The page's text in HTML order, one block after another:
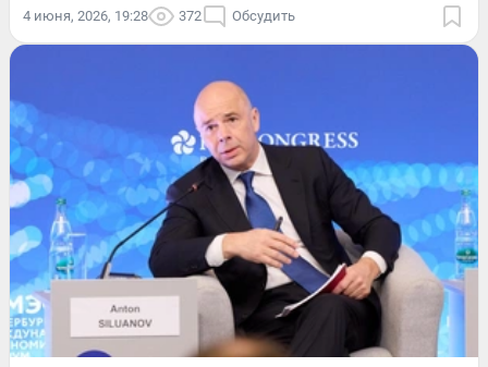
4 июня, 2026, 19:28 372 Обсудить